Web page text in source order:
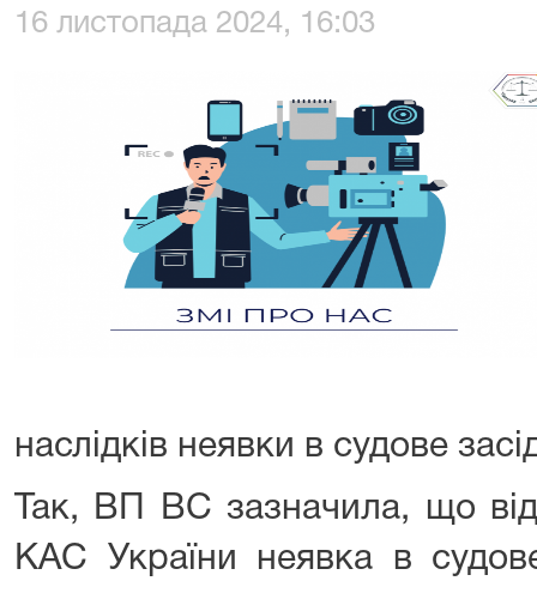
16 листопада 2024, 16:03
наслідків неявки в судове
Так, ВП ВС зазначила, що
КАС України неявка в